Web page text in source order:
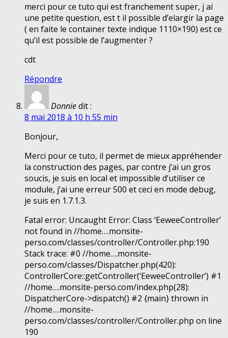
merci pour ce tuto qui est franchement super, j ai
une petite question, est t il possible d’elargir la page
( en faite le container texte indique 1110×190) est ce
qu’il est possible de l’augmenter ?
cdt
Répondre
Donniedit :
8 mai 2018 à 10 h 55 min
Bonjour,
Merci pour ce tuto, il permet de mieux appréhender
la construction des pages, par contre j’ai un gros
soucis, je suis en local et impossible d’utiliser ce
module, j’ai une erreur 500 et ceci en mode debug,
je suis en 1.7.1.3.
Fatal error: Uncaught Error: Class ‘EeweeController’
not found in //home….monsite-
perso.com/classes/controller/Controller.php:190
Stack trace: #0 //home….monsite-
perso.com/classes/Dispatcher.php(420):
ControllerCore::getController(‘EeweeController’) #1
//home….monsite-perso.com/index.php(28):
DispatcherCore->dispatch() #2 {main} thrown in
//home….monsite-
perso.com/classes/controller/Controller.php on line
190